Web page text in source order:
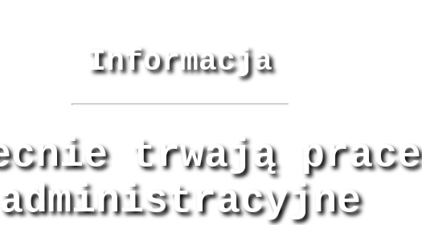
Informacja
trwają prace
administracyjne